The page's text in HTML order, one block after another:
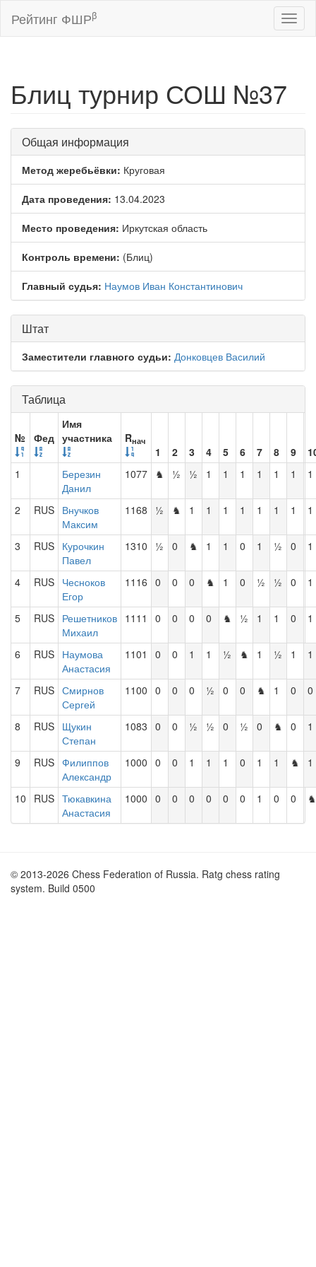
Рейтинг ФШРβ
Блиц турнир СОШ №37
Общая информация
Метод жеребьёвки: Круговая
Дата проведения: 13.04.2023
Место проведения: Иркутская область
Контроль времени: (Блиц)
Главный судья: Наумов Иван Константинович
Штат
Заместители главного судьи: Донковцев Василий
Таблица
№ Фед
Имя
участника
Rнач
1 2 3 4 5 6 7 8 9
1
Березин
Данил
1077 ♞ ½ ½ 1 1 1 1 1 1 1
2 RUS Внучков
Максим
1168 ½ ♞ 1 1 1 1 1 1 1 1
3 RUS Курочкин
Павел
1310 ½ 0 ♞ 1 1 0 1 ½ 0 1
4 RUS Чесноков
Егор
1116 0 0 0 ♞ 1 0 ½ ½ 0 1
5 RUS Решетников
Михаил
1111 0 0 0 0 ♞ ½ 1 1 0 1
6 RUS Наумова
Анастасия
1101 0 0 1 1 ½ ♞ 1 ½ 1 1
7 RUS Смирнов
Сергей
1100 0 0 0 ½ 0 0 ♞ 1 0 0
8 RUS Щукин
Степан
1083 0 0 ½ ½ 0 ½ 0 ♞ 0 1
9 RUS Филиппов
Александр
1000 0 0 1 1 1 0 1 1 ♞ 1
10 RUS Тюкавкина
Анастасия
1000 0 0 0 0 0 0 1 0 0 ♞
© 2013-2026 Chess Federation of Russia. Ratg chess rating
system. Build 0500